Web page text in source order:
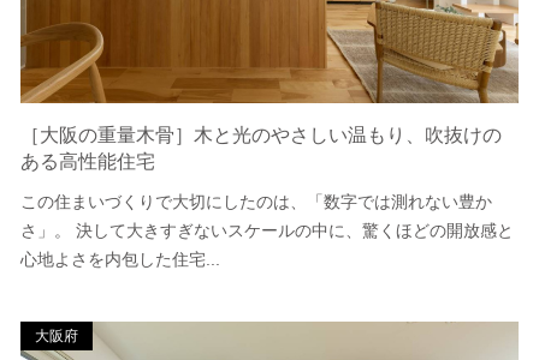
［大阪の重量木骨］木と光のやさしい温もり、吹抜けの
ある高性能住宅
この住まいづくりで大切にしたのは、「数字では測れない豊か
さ」。 決して大きすぎないスケールの中に、驚くほどの開放感と
心地よさを内包した住宅...
大阪府